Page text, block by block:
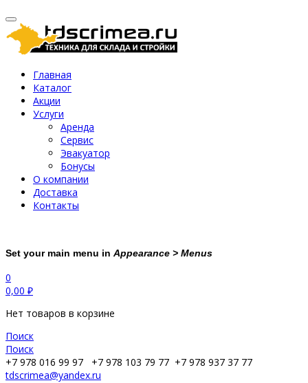
Главная
Каталог
Акции
Услуги
Аренда
Сервис
Эвакуатор
Бонусы
О компании
Доставка
Контакты
Set your main menu in Appearance > Menus
0
0,00 ₽
Нет товаров в корзине
Поиск
Поиск
+7 978 016 99 97
+7 978 103 79 77 +7 978 937 37 77
tdscrimea@yandex.ru